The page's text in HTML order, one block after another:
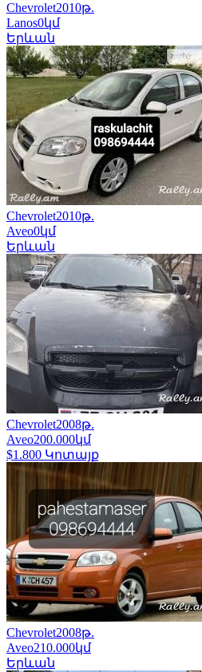
Chevrolet2010թ.
Lanos0կմ
Երևան
Chevrolet2010թ.
Aveo0կմ
Երևան
Chevrolet2008թ.
Aveo200.000կմ
$1.800 Կոտայք
Chevrolet2008թ.
Aveo210.000կմ
Երևան